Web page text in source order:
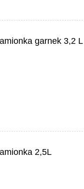
garnek 3,2 L
2,5L